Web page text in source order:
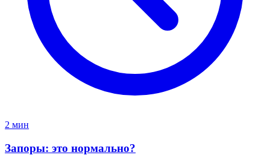
2 мин
Запоры: это нормально?